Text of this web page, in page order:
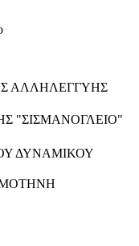
ΑΛΛΗΛΕΓΓΥΗΣ
"ΣΙΣΜΑΝΟΓΛΕΙΟ"
ΔΥΝΑΜΙΚΟΥ